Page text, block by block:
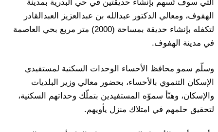
التي سوف تُسهم بإنشاء حديقتين في حي البدرية بمدينة
الهفوف، ومعالي الدكتور عبدالله بن عبدالعزيز العبدالقادر
لتكفله بإنشاء حديقة بمساحة (2000) متر مربع بحي العاصمة
في مدينة الهفوف.
وسلّم سمو محافظ الأحساء الوحدات السكنية لمستفيدي
الإسكان التنموي بالأحساء، بحضور معالي وزير البلديات
والإسكان، وهنّأ سموّه المستفيدين بتملّك وحداتهم السكنية،
لتحقيق حلمهم في امتلاك منزل يأويهم.